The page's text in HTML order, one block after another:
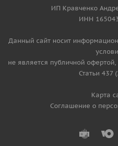
ИП Кравченко
ИНН
Данный сайт носит
не является публичной
Статьи 437
Карта
Соглашение о